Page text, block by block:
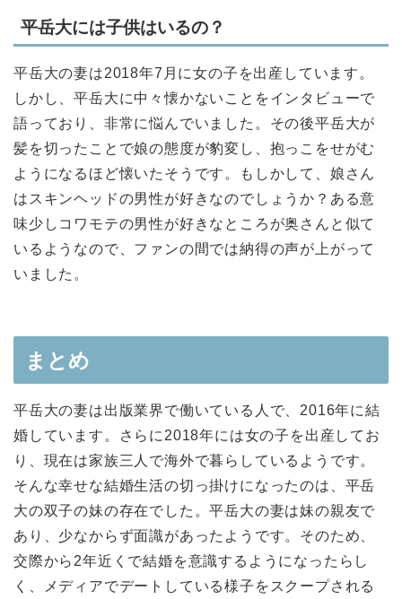
平岳大には子供はいるの？
平岳大の妻は2018年7月に女の子を出産しています。
しかし、平岳大に中々懐かないことをインタビューで
語っており、非常に悩んでいました。その後平岳大が
髪を切ったことで娘の態度が豹変し、抱っこをせがむ
ようになるほど懐いたそうです。もしかして、娘さん
はスキンヘッドの男性が好きなのでしょうか？ある意
味少しコワモテの男性が好きなところが奥さんと似て
いるようなので、ファンの間では納得の声が上がって
いました。
まとめ
平岳大の妻は出版業界で働いている人で、2016年に結
婚しています。さらに2018年には女の子を出産してお
り、現在は家族三人で海外で暮らしているようです。
そんな幸せな結婚生活の切っ掛けになったのは、平岳
大の双子の妹の存在でした。平岳大の妻は妹の親友で
あり、少なからず面識があったようです。そのため、
交際から2年近くで結婚を意識するようになったらし
く、メディアでデートしている様子をスクープされる